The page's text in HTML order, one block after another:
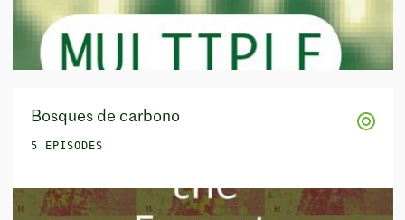
Bosques de carbono
5 EPISODES